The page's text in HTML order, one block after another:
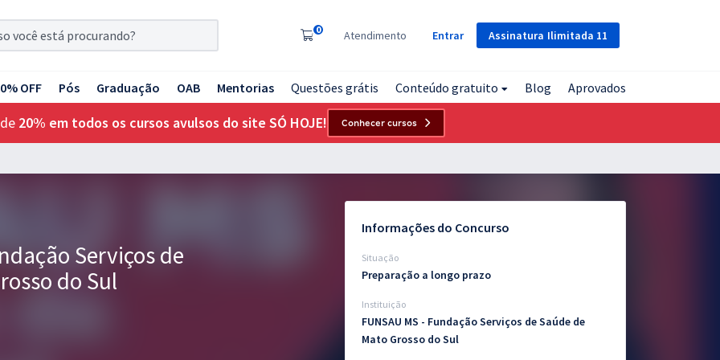
Assinatura Ilimitada 11
0 Atendimento Entrar
OFF Pós Graduação OAB Mentorias Questões grátis Conteúdo gratuito Blog Aprovados
20% em todos os cursos avulsos do site SÓ HOJE! Conhecer cursos
Serviços de
do Sul
Informações do Concurso
Situação
Preparação a longo prazo
Instituição
FUNSAU MS - Fundação Serviços de Saúde de
Mato Grosso do Sul